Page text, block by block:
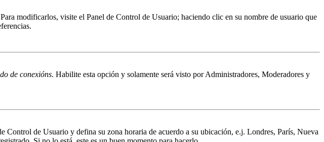
modificarlos, visite el Panel de Control de Usuario; haciendo clic en su nombre de usuario que
de conexións. Habilite esta opción y solamente será visto por Administradores, Moderadores y
Control de Usuario y defina su zona horaria de acuerdo a su ubicación, e.j. Londres, París, Nueva